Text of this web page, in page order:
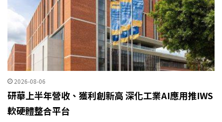
2026-08-06
研華上半年營收、獲利創新高 深化工業AI應用推IWS
軟硬體整合平台